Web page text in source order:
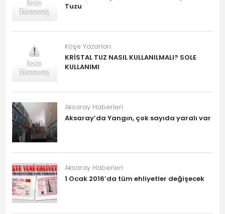
Tuzu
Köşe Yazarları
KRİSTAL TUZ NASIL KULLANILMALI? SOLE
KULLANIMI
Aksaray Haberleri
Aksaray’da Yangın, çok sayıda yaralı var
Aksaray Haberleri
1 Ocak 2016’da tüm ehliyetler değişecek